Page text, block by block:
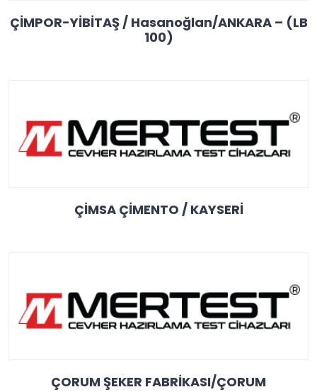
ÇİMPOR-YİBİTAŞ / Hasanoğlan/ANKARA – (LB
100)
ÇİMSA ÇİMENTO / KAYSERİ
ÇORUM ŞEKER FABRİKASI/ÇORUM